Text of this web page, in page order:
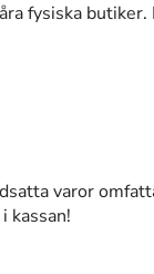
fysiska
varor
kassan!